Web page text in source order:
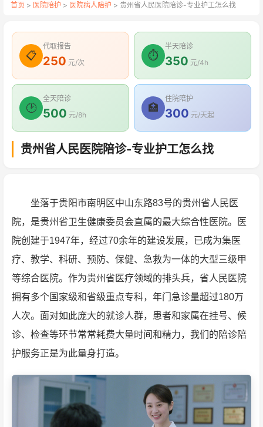
首页 > 医院陪护 > 医院病人陪护 > 贵州省人民医院陪诊-专业护工怎么找
📋
代取报告
250 元/次
⏱
半天陪诊
350 元/4h
🕑
全天陪诊
500 元/8h
🏥
住院陪护
300 元/天起
贵州省人民医院陪诊-专业护工怎么找
坐落于贵阳市南明区中山东路83号的贵州省人民医
院，是贵州省卫生健康委员会直属的最大综合性医院。医
院创建于1947年，经过70余年的建设发展，已成为集医
疗、教学、科研、预防、保健、急救为一体的大型三级甲
等综合医院。作为贵州省医疗领域的排头兵，省人民医院
拥有多个国家级和省级重点专科，年门急诊量超过180万
人次。面对如此庞大的就诊人群，患者和家属在挂号、候
诊、检查等环节常常耗费大量时间和精力，我们的陪诊陪
护服务正是为此量身打造。